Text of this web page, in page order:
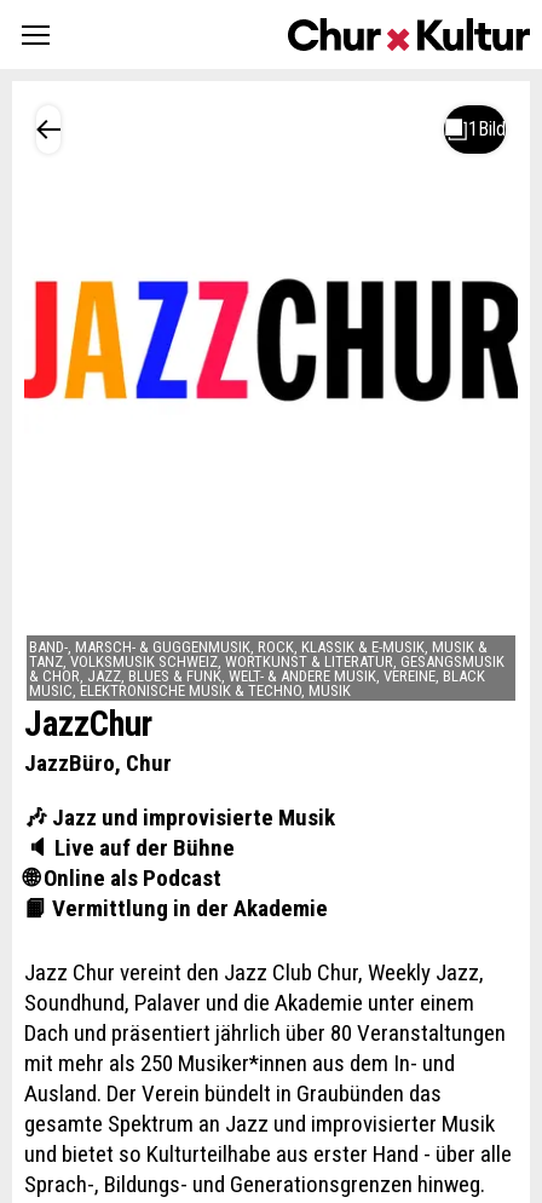
BAND-, MARSCH- & GUGGENMUSIK, ROCK, KLASSIK & E-MUSIK, MUSIK &
TANZ, VOLKSMUSIK SCHWEIZ, WORTKUNST & LITERATUR, GESANGSMUSIK
& CHOR, JAZZ, BLUES & FUNK, WELT- & ANDERE MUSIK, VEREINE, BLACK
MUSIC, ELEKTRONISCHE MUSIK & TECHNO, MUSIK
JazzChur
JazzBüro, Chur
🎶 Jazz und improvisierte Musik
🔈 Live auf der Bühne
🌐 Online als Podcast
📙 Vermittlung in der Akademie
Jazz Chur vereint den Jazz Club Chur, Weekly Jazz,
Soundhund, Palaver und die Akademie unter einem
Dach und präsentiert jährlich über 80 Veranstaltungen
mit mehr als 250 Musiker*innen aus dem In- und
Ausland. Der Verein bündelt in Graubünden das
gesamte Spektrum an Jazz und improvisierter Musik
und bietet so Kulturteilhabe aus erster Hand - über alle
Sprach-, Bildungs- und Generationsgrenzen hinweg.